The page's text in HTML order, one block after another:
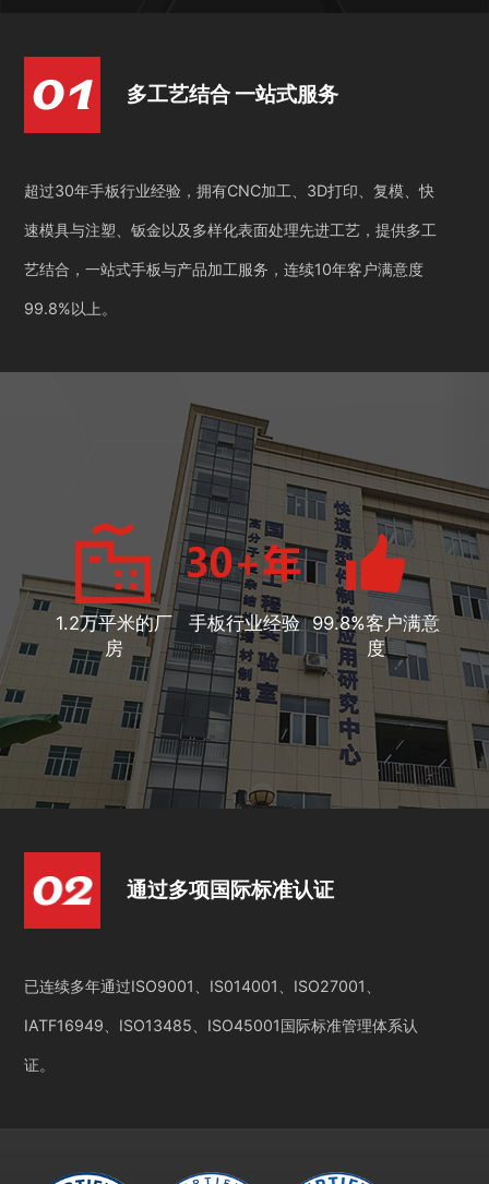
多工艺结合 一站式服务
超过30年手板行业经验，拥有CNC加工、3D打印、复模、快
速模具与注塑、钣金以及多样化表面处理先进工艺，提供多工
艺结合，一站式手板与产品加工服务，连续10年客户满意度
99.8%以上。
1.2万平米的厂
房
手板行业经验 99.8%客户满意
度
通过多项国际标准认证
已连续多年通过ISO9001、IS014001、ISO27001、
IATF16949、ISO13485、ISO45001国际标准管理体系认
证。